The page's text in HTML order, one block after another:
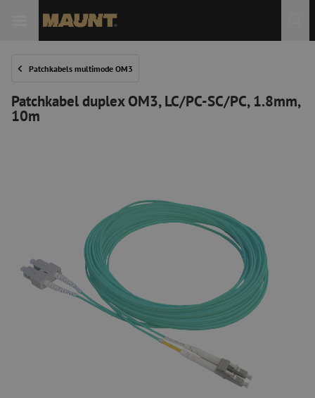
Patchkabels multimode OM3
Patchkabel duplex OM3, LC/PC-SC/PC, 1.8mm,
10m